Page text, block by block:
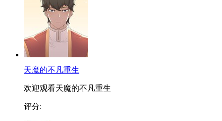
天魔的不凡重生
欢迎观看天魔的不凡重生
评分: